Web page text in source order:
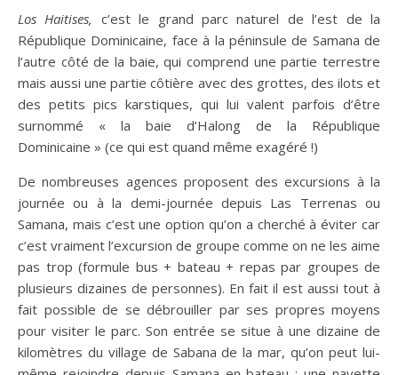
Los Haitises, c’est le grand parc naturel de l’est de la
République Dominicaine, face à la péninsule de Samana de
l’autre côté de la baie, qui comprend une partie terrestre
mais aussi une partie côtière avec des grottes, des ilots et
des petits pics karstiques, qui lui valent parfois d’être
surnommé « la baie d’Halong de la République
Dominicaine » (ce qui est quand même exagéré !)
De nombreuses agences proposent des excursions à la
journée ou à la demi-journée depuis Las Terrenas ou
Samana, mais c’est une option qu’on a cherché à éviter car
c’est vraiment l’excursion de groupe comme on ne les aime
pas trop (formule bus + bateau + repas par groupes de
plusieurs dizaines de personnes). En fait il est aussi tout à
fait possible de se débrouiller par ses propres moyens
pour visiter le parc. Son entrée se situe à une dizaine de
kilomètres du village de Sabana de la mar, qu’on peut lui-